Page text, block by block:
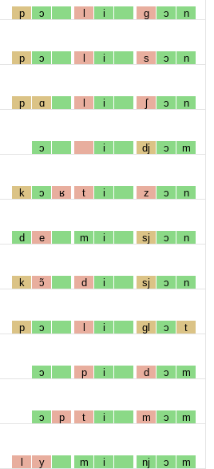
p ɔ l i g ɔ n
p ɔ l i s ɔ n
p ɑ l i ʃ ɔ n
ɔ i dj ɔ m
k ɔ ʁ t i z ɔ n
d e m i sj ɔ n
k ɔ̃ d i sj ɔ n
p ɔ l i gl ɔ t
ɔ p i d ɔ m
ɔ p t i m ɔ m
l y m i nj ɔ m